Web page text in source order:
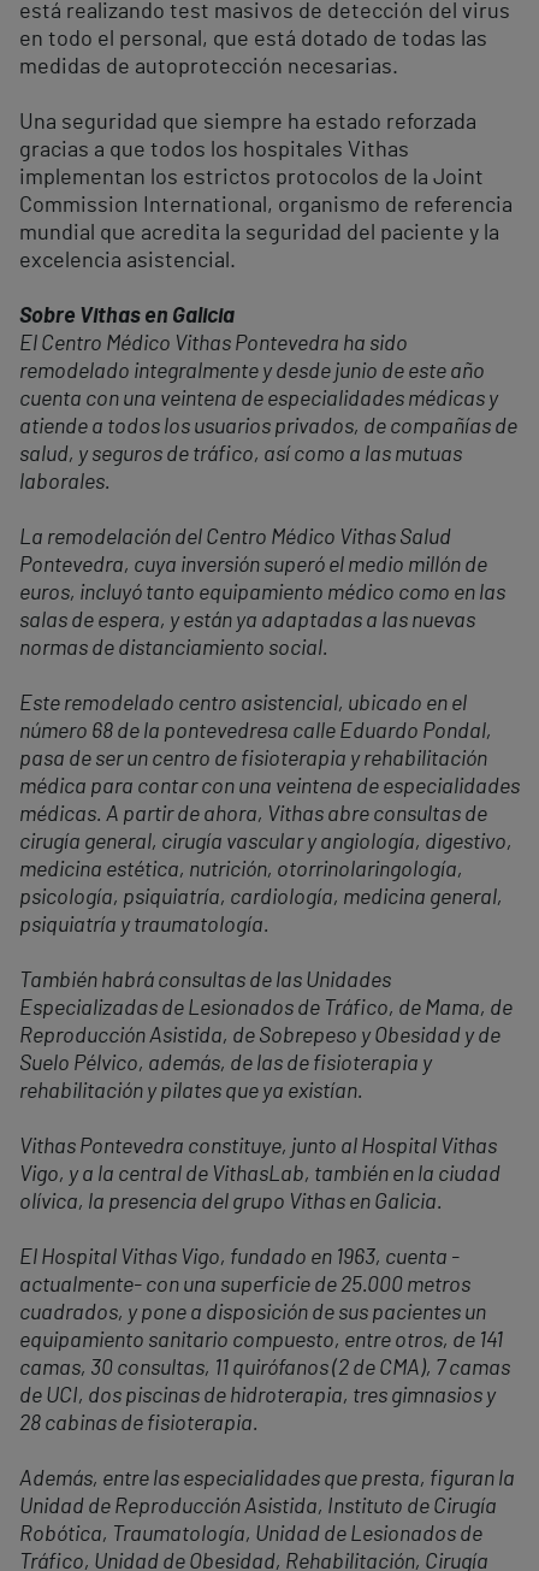
está realizando test masivos de detección del virus
en todo el personal, que está dotado de todas las
medidas de autoprotección necesarias.
Una seguridad que siempre ha estado reforzada
gracias a que todos los hospitales Vithas
implementan los estrictos protocolos de la Joint
Commission International, organismo de referencia
mundial que acredita la seguridad del paciente y la
excelencia asistencial.
Sobre Vithas en Galicia
El Centro Médico Vithas Pontevedra ha sido
remodelado integralmente y desde junio de este año
cuenta con una veintena de especialidades médicas y
atiende a todos los usuarios privados, de compañías de
salud, y seguros de tráfico, así como a las mutuas
laborales.
La remodelación del Centro Médico Vithas Salud
Pontevedra, cuya inversión superó el medio millón de
euros, incluyó tanto equipamiento médico como en las
salas de espera, y están ya adaptadas a las nuevas
normas de distanciamiento social.
Este remodelado centro asistencial, ubicado en el
número 68 de la pontevedresa calle Eduardo Pondal,
pasa de ser un centro de fisioterapia y rehabilitación
médica para contar con una veintena de especialidades
médicas. A partir de ahora, Vithas abre consultas de
cirugía general, cirugía vascular y angiología, digestivo,
medicina estética, nutrición, otorrinolaringología,
psicología, psiquiatría, cardiología, medicina general,
psiquiatría y traumatología.
También habrá consultas de las Unidades
Especializadas de Lesionados de Tráfico, de Mama, de
Reproducción Asistida, de Sobrepeso y Obesidad y de
Suelo Pélvico, además, de las de fisioterapia y
rehabilitación y pilates que ya existían.
Vithas Pontevedra constituye, junto al Hospital Vithas
Vigo, y a la central de VithasLab, también en la ciudad
olívica, la presencia del grupo Vithas en Galicia.
El Hospital Vithas Vigo, fundado en 1963, cuenta -
actualmente- con una superficie de 25.000 metros
cuadrados, y pone a disposición de sus pacientes un
equipamiento sanitario compuesto, entre otros, de 141
camas, 30 consultas, 11 quirófanos (2 de CMA), 7 camas
de UCI, dos piscinas de hidroterapia, tres gimnasios y
28 cabinas de fisioterapia.
Además, entre las especialidades que presta, figuran la
Unidad de Reproducción Asistida, Instituto de Cirugía
Robótica, Traumatología, Unidad de Lesionados de
Tráfico, Unidad de Obesidad, Rehabilitación, Cirugía